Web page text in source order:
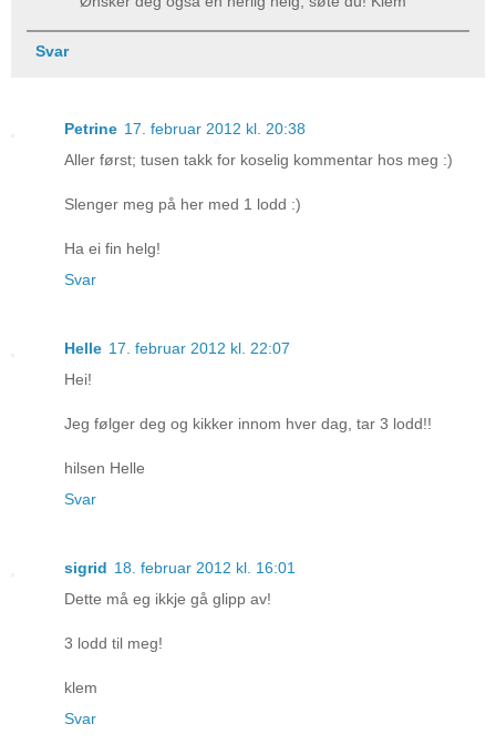
Svar
Petrine 17. februar 2012 kl. 20:38
Aller først; tusen takk for koselig kommentar hos meg :)
Slenger meg på her med 1 lodd :)
Ha ei fin helg!
Svar
Helle 17. februar 2012 kl. 22:07
Hei!
Jeg følger deg og kikker innom hver dag, tar 3 lodd!!
hilsen Helle
Svar
sigrid 18. februar 2012 kl. 16:01
Dette må eg ikkje gå glipp av!
3 lodd til meg!
klem
Svar